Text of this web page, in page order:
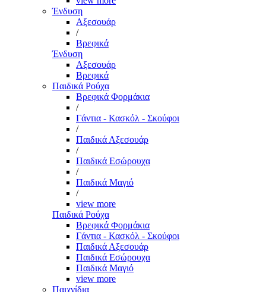
Ένδυση
Αξεσουάρ
/
Βρεφικά
Ένδυση
Αξεσουάρ
Βρεφικά
Παιδικά Ρούχα
Βρεφικά Φορμάκια
/
Γάντια - Κασκόλ - Σκούφοι
/
Παιδικά Αξεσουάρ
/
Παιδικά Εσώρουχα
/
Παιδικά Μαγιό
/
view more
Παιδικά Ρούχα
Βρεφικά Φορμάκια
Γάντια - Κασκόλ - Σκούφοι
Παιδικά Αξεσουάρ
Παιδικά Εσώρουχα
Παιδικά Μαγιό
view more
Παιχνίδια